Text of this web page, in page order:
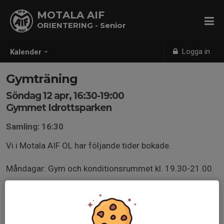
Kalender Logga in
MOTALA AIF
ORIENTERING - Senior
Gymträning
Söndag 12 apr, 16:30-19:00
Gymmet Idrottsparken
Samling: 16:30
Vi i Motala AIF OL har följande tider bokade.
Måndagar: Gym och konditionsrummet kl. 19.30-21.00.
Onsdagar: Gym och konditionsrummet kl. 18.00–19.30.
Torsdagar: Gym och konditionsrummet kl. 18.00–19.30.